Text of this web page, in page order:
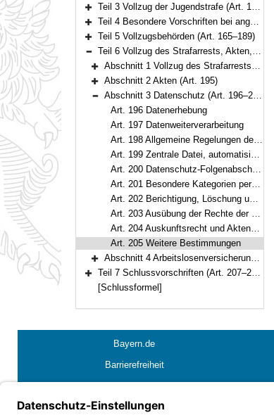
Bereich erweitern
Teil 3 Vollzug der Jugendstrafe (Art. 121–158)
Bereich erweitern
Teil 4 Besondere Vorschriften bei angeordneter oder vorbehaltener Sicherungsverwahrung (Art. 159–164)
Bereich erweitern
Teil 5 Vollzugsbehörden (Art. 165–189)
Bereich reduzieren
Teil 6 Vollzug des Strafarrests, Akten, Datenschutz, Arbeitslosenversicherung (Art. 190–206)
Bereich erweitern
Abschnitt 1 Vollzug des Strafarrests in Justizvollzugsanstalten (Art. 190–194)
Bereich erweitern
Abschnitt 2 Akten (Art. 195)
Bereich reduzieren
Abschnitt 3 Datenschutz (Art. 196–205)
Art. 196 Datenerhebung
Art. 197 Datenweiterverarbeitung
Art. 198 Allgemeine Regelungen der Datenübermittlung
Art. 199 Zentrale Datei, automatisiertes Verfahren
Art. 200 Datenschutz-Folgenabschätzung und Anhörung des Landesbeauftragten
Art. 201 Besondere Kategorien personenbezogener Daten, Schutz der Daten
Art. 202 Berichtigung, Löschung und Einschränkung der Verarbeitung
Art. 203 Ausübung der Rechte der betroffenen Person
Art. 204 Auskunftsrecht und Akteneinsicht
Art. 205 Weitere Bestimmungen
Bereich erweitern
Abschnitt 4 Arbeitslosenversicherung (Art. 206)
Bereich erweitern
Teil 7 Schlussvorschriften (Art. 207–209)
[Schlussformel]
Bayern.de
Barrierefreiheit